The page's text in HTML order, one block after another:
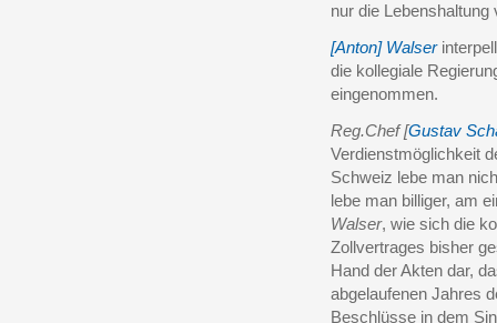
nur die
[Anton] Walser
die kollegiale
eingenommen.
Reg.Chef [Gustav
Verdienstmöglichkeit
Schweiz lebe man
lebe man billiger, am
Walser, wie sich die
Zollvertrages bisher
Hand der Akten dar,
abgelaufenen Jahres
Beschlüsse in dem